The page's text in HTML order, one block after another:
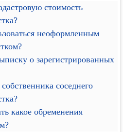
стоимость
неоформленным
о зарегистрированных
соседнего
какое обременения